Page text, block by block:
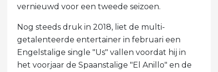
vernieuwd voor een tweede seizoen.
Nog steeds druk in 2018, liet de multi-
getalenteerde entertainer in februari een
Engelstalige single "Us" vallen voordat hij in
het voorjaar de Spaanstalige "El Anillo" en de